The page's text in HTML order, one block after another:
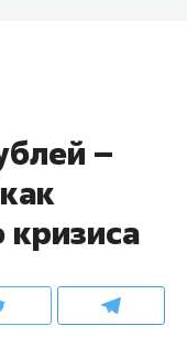
–
кризиса